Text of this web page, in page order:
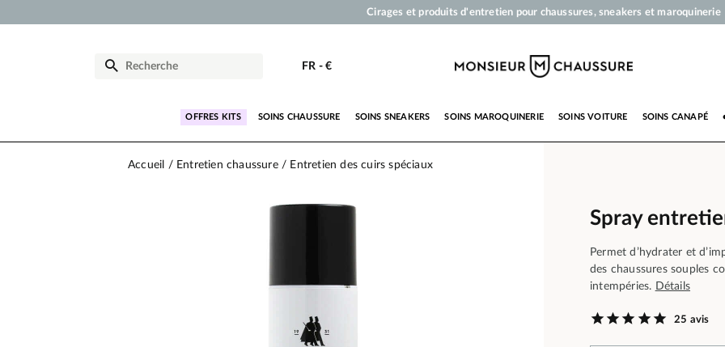
Votre commande sera expédiée en 24 heures ouvrées
Livraison offerte dès 50 €
FR - €
OFFRES KITS SOINS CHAUSSURE SOINS SNEAKERS SOINS MAROQUINERIE SOINS VOITURE SOINS CANAPÉ
Accueil Entretien chaussure Entretien des cuirs spéciaux
Spray
Permet d’hydrater et
des chaussures souples
intempéries. Détails
25 avis